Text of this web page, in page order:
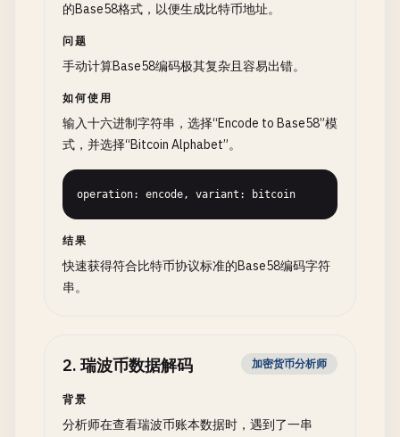
的Base58格式，以便生成比特币地址。
问题
手动计算Base58编码极其复杂且容易出错。
如何使用
输入十六进制字符串，选择“Encode to Base58”模
式，并选择“Bitcoin Alphabet”。
operation: encode, variant: bitcoin
结果
快速获得符合比特币协议标准的Base58编码字符
串。
2. 瑞波币数据解码 加密货币分析师
背景
分析师在查看瑞波币账本数据时，遇到了一串